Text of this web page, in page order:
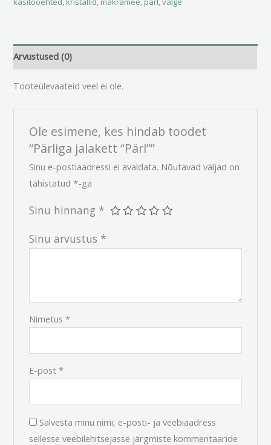
Arvustused (0)
Tooteülevaateid veel ei ole.
Ole esimene, kes hindab toodet
“Pärliga jalakett “Pärl””
Sinu e-postiaadressi ei avaldata. Nõutavad väljad on
tähistatud *-ga
Sinu hinnang *
Sinu arvustus *
Nimetus *
E-post *
Salvesta minu nimi, e-posti- ja veebiaadress
sellesse veebilehitsejasse järgmiste kommentaaride